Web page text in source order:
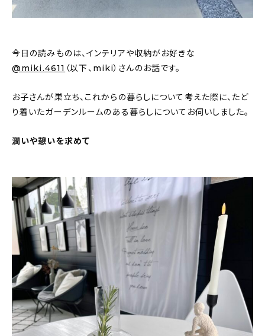
daily mukuri / アイテム
新着記事
おすすめの記事
日用品
キッチン
ギフト
キッズ
今日の読みものは、インテリアや収納がお好きな
@miki.4611 （以下、miki）さんのお話です。
お子さんが巣立ち、これからの暮らしについて考えた際に、たど
り着いたガーデンルームのある暮らしについてお伺いしました。
潤いや憩いを求めて